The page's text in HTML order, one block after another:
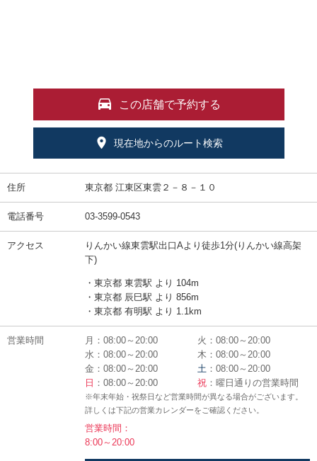
この店舗で予約する
現在地からのルート検索
住所 東京都 江東区東雲２－８－１０
電話番号 03-3599-0543
アクセス
りんかい線東雲駅出口Aより徒歩1分(りんかい線高架
下)
・東京都 東雲駅 より 104m
・東京都 辰巳駅 より 856m
・東京都 有明駅 より 1.1km
営業時間 月：08:00～20:00
火：08:00～20:00
水：08:00～20:00
木：08:00～20:00
金：08:00～20:00
土 ：08:00～20:00
日 ：08:00～20:00 祝 ：曜日通りの営業時間
※年末年始・祝祭日など営業時間が異なる場合がございます。
詳しくは下記の営業カレンダーをご確認ください。
営業時間：
8:00～20:00